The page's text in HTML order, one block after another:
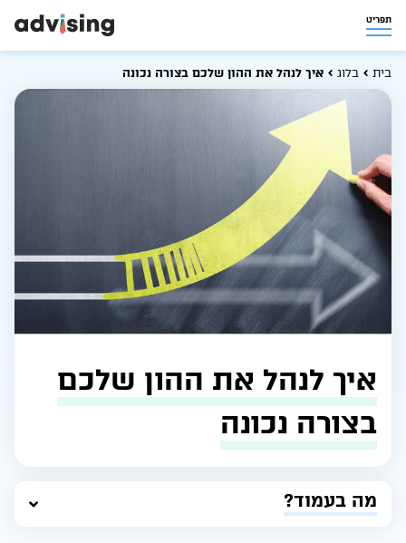
תפריט
בית בלוג איך לנהל את ההון שלכם בצורה נכונה
איך לנהל את ההון שלכם
בצורה נכונה
מה בעמוד?